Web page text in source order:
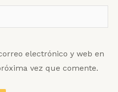
electrónico y web en
vez que comente.